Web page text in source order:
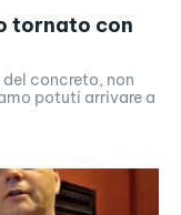
tornato con
concreto, non
potuti arrivare a